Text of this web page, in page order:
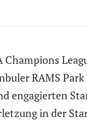
Champions
RAMS
engagierten
in der